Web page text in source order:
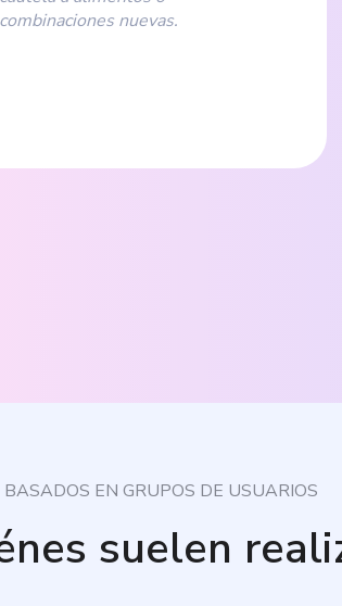
combinaciones nuevas.
EN GRUPOS DE USUARIOS
suelen